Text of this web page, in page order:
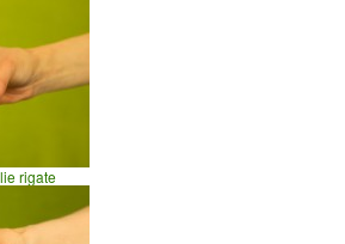
rigate